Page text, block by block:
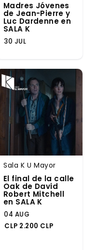
Madres Jóvenes
de Jean-Pierre y
Luc Dardenne en
SALA K
30 JUL
Sala K U Mayor
El final de la calle
Oak de David
Robert Mitchell
en SALA K
04 AUG
CLP 2.200 CLP